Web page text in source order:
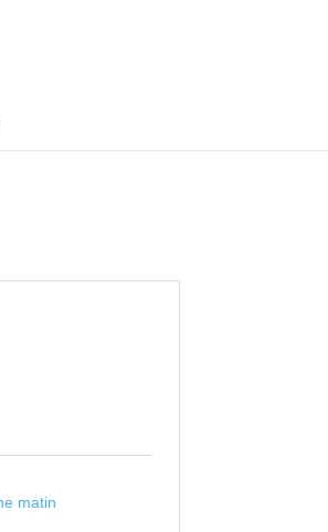
matin